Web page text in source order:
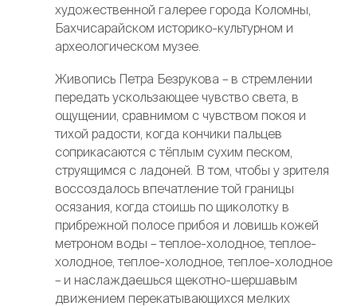
художественной галерее города Коломны,
Бахчисарайском историко-культурном и
археологическом музее.
Живопись Петра Безрукова – в стремлении
передать ускользающее чувство света, в
ощущении, сравнимом с чувством покоя и
тихой радости, когда кончики пальцев
соприкасаются с тёплым сухим песком,
струящимся с ладоней. В том, чтобы у зрителя
воссоздалось впечатление той границы
осязания, когда стоишь по щиколотку в
прибрежной полосе прибоя и ловишь кожей
метроном воды – теплое-холодное, теплое-
холодное, теплое-холодное, теплое-холодное
– и наслаждаешься щекотно-шершавым
движением перекатывающихся мелких